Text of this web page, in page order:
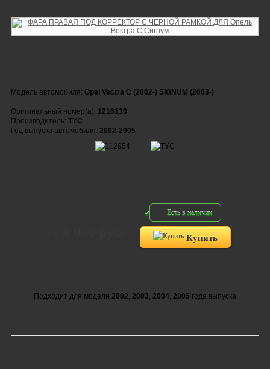
Модель автомобиля: Opel Vectra С (2002-) SIGNUM (2003-)
Оригинальный номер(а): 1216130
Производитель: TYC
Год выпуска автомобиля: 2002-2005
Есть в наличии
Купить
Подходит для модели 2002, 2003, 2004, 2005 года выпуска.